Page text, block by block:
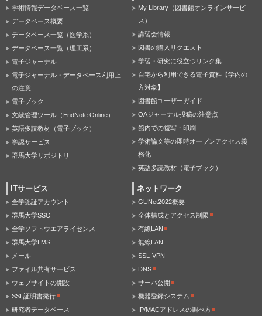
学術情報データベース一覧
データベース概要
データベース一覧（医学系）
データベース一覧（理工系）
電子ジャーナル
電子ジャーナル・データベース利用上
の注意
電子ブック
文献管理ツール（EndNote Online）
英語多読教材（電子ブック）
学認サービス
群馬大学リポジトリ
My Library（図書館オンラインサービ
ス）
講習会情報
図書の購入リクエスト
学習・研究に役立つリンク集
自宅から利用できる電子資料【学内の
方対象】
図書館ユーザーガイド
OAジャーナル投稿の注意点
館内での複写・印刷
学術論文等の即時オープンアクセス義
務化
英語多読教材（電子ブック）
ITサービス
全学認証アカウント
群馬大学SSO
全学ソフトウエアライセンス
群馬大学LMS
メール
ファイル共有サービス
ウェブサイトの開設
SSL証明書発行
研究者データベース
ネットワーク
GUNet2022概要
全体構成とアクセス制限
有線LAN
無線LAN
SSL-VPN
DNS
サーバ公開
機器登録システム
IP/MACアドレスの調べ方